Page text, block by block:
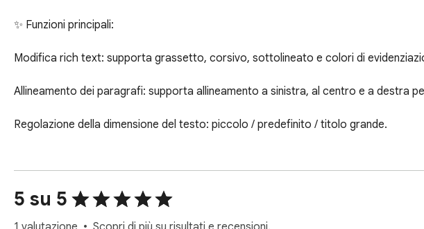
✨ Funzioni principali:
Modifica rich text: supporta grassetto, corsivo, sottolineato e colori di
Allineamento dei paragrafi: supporta allineamento a sinistra, al centro e a destra
Regolazione della dimensione del testo: piccolo / predefinito / titolo grande.
Esporta le note come pagine web e condividile con gli amici.
🖼️ Immagini e archiviazione
5 su 5